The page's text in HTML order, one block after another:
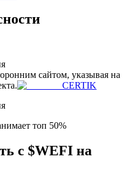
торговую информацию
сайтом, указывая на
CERTIK
топ 50%
с $WEFI на